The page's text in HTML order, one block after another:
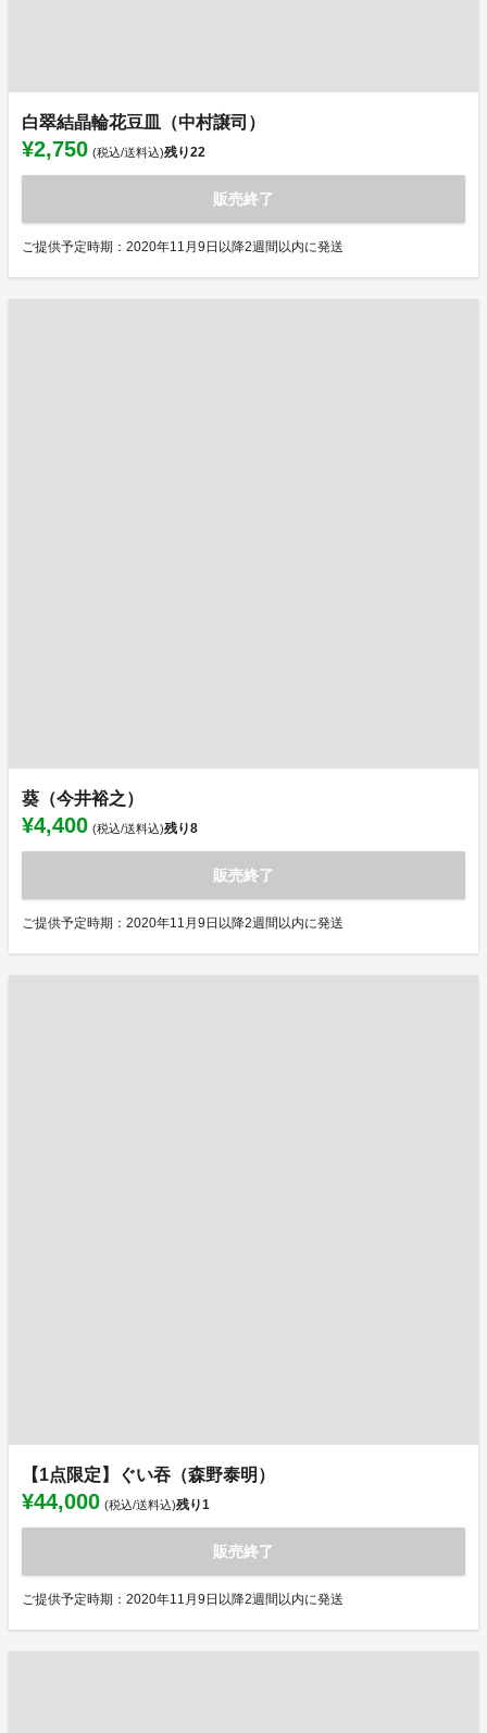
白翠結晶輪花豆皿（中村譲司）
¥2,750 (税込/送料込)残り22
販売終了
ご提供予定時期：2020年11月9日以降2週間以内に発送
葵（今井裕之）
¥4,400 (税込/送料込)残り8
販売終了
ご提供予定時期：2020年11月9日以降2週間以内に発送
【1点限定】ぐい吞（森野泰明）
¥44,000 (税込/送料込)残り1
販売終了
ご提供予定時期：2020年11月9日以降2週間以内に発送